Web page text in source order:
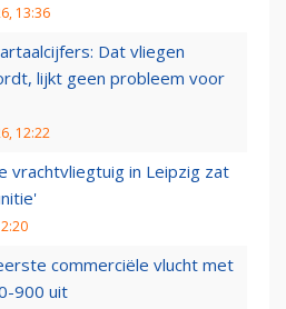
13:36
Dat vliegen
lijkt geen probleem voor
12:22
vrachtvliegtuig in Leipzig zat
commerciële vlucht met
900 uit